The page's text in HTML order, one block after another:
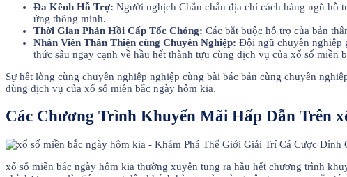
Đa Kênh Hỗ Trợ: Người nghịch Chắn chắn địa chỉ cách hàng ngũ hỗ
ứng thông minh.
Thời Gian Phản Hồi Cấp Tốc Chóng: Các bắt buộc hỗ trợ của bản
Nhân Viên Thân Thiện cùng Chuyên Nghiệp: Đội ngũ chuyên nghiệp
thức sâu ngay cạnh về hầu hết thành tựu cùng dịch vụ của xổ số miền
Sự hết lòng cùng chuyên nghiệp nghiệp cùng bài bác bản cùng chuyên
dùng dịch vụ của xổ số miền bắc ngày hôm kia.
Các Chương Trình Khuyến Mãi Hấp Dẫn Trên
xổ số miền bắc ngày hôm kia thường xuyên tung ra hầu hết chương trình